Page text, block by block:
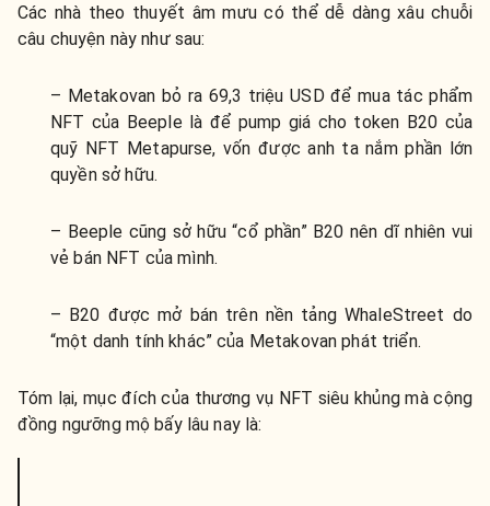
Các nhà theo thuyết âm mưu có thể dễ dàng xâu chuỗi
câu chuyện này như sau:
– Metakovan bỏ ra 69,3 triệu USD để mua tác phẩm
NFT của Beeple là để pump giá cho token B20 của
quỹ NFT Metapurse, vốn được anh ta nắm phần lớn
quyền sở hữu.
– Beeple cũng sở hữu “cổ phần” B20 nên dĩ nhiên vui
vẻ bán NFT của mình.
– B20 được mở bán trên nền tảng WhaleStreet do
“một danh tính khác” của Metakovan phát triển.
Tóm lại, mục đích của thương vụ NFT siêu khủng mà cộng
đồng ngưỡng mộ bấy lâu nay là: